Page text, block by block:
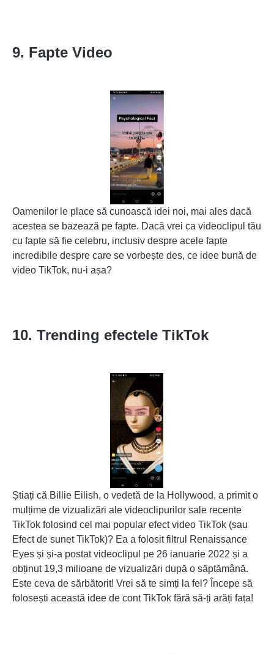
9. Fapte Video
Oamenilor le place să cunoască idei noi, mai ales dacă
acestea se bazează pe fapte. Dacă vrei ca videoclipul tău
cu fapte să fie celebru, inclusiv despre acele fapte
incredibile despre care se vorbește des, ce idee bună de
video TikTok, nu-i așa?
10. Trending efectele TikTok
Știați că Billie Eilish, o vedetă de la Hollywood, a primit o
mulțime de vizualizări ale videoclipurilor sale recente
TikTok folosind cel mai popular efect video TikTok (sau
Efect de sunet TikTok)? Ea a folosit filtrul Renaissance
Eyes și și-a postat videoclipul pe 26 ianuarie 2022 și a
obținut 19,3 milioane de vizualizări după o săptămână.
Este ceva de sărbătorit! Vrei să te simți la fel? Începe să
folosești această idee de cont TikTok fără să-ți arăți fața!